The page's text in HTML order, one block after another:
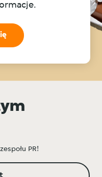
PR!